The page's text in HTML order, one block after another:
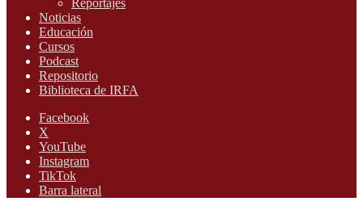
Reportajes
Noticias
Educación
Cursos
Podcast
Repositorio
Biblioteca de IRFA
Facebook
X
YouTube
Instagram
TikTok
Barra lateral